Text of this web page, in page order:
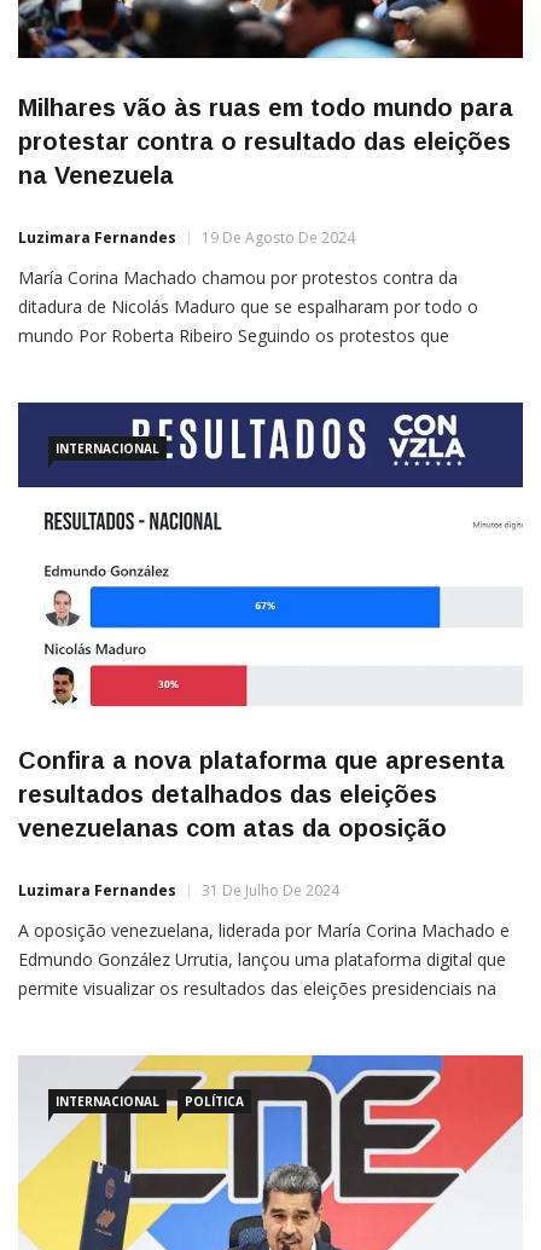
Milhares vão às ruas em todo mundo para
protestar contra o resultado das eleições
na Venezuela
Luzimara Fernandes 19 De Agosto De 2024
María Corina Machado chamou por protestos contra da
ditadura de Nicolás Maduro que se espalharam por todo o
mundo Por Roberta Ribeiro Seguindo os protestos que
em todo o mundo, venezuelanos e pessoas de outras […]
INTERNACIONAL
Confira a nova plataforma que apresenta
resultados detalhados das eleições
venezuelanas com atas da oposição
Luzimara Fernandes 31 De Julho De 2024
A oposição venezuelana, liderada por María Corina Machado e
Edmundo González Urrutia, lançou uma plataforma digital que
permite visualizar os resultados das eleições presidenciais na
desafia os resultados anunciados pelo Conselho Nacional
EleitoralINTERNACIONAL POLÍTICA